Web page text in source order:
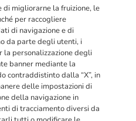
Spagna, Portogallo e Italia.
di migliorarne la fruizione, le
per raccogliere
di navigazione e di
da parte degli utenti, i
la personalizzazione degli
banner mediante la
contraddistinto dalla “X”, in
delle impostazioni di
della navigazione in
di tracciamento diversi da